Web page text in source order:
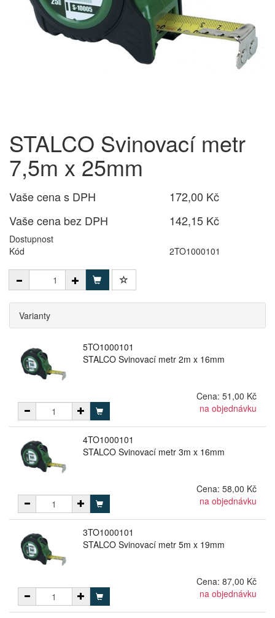
STALCO Svinovací metr
7,5m x 25mm
Vaše cena s DPH
172,00 Kč
Vaše cena bez DPH
142,15 Kč
Dostupnost
Kód
2TO1000101
Varianty
5TO1000101
STALCO Svinovací metr 2m x 16mm
Cena: 51,00 Kč
na objednávku
4TO1000101
STALCO Svinovací metr 3m x 16mm
Cena: 58,00 Kč
na objednávku
3TO1000101
STALCO Svinovací metr 5m x 19mm
Cena: 87,00 Kč
na objednávku